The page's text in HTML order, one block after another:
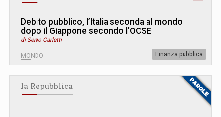
Debito pubblico, l’Italia seconda al mondo
dopo il Giappone secondo l’OCSE
di Senio Carletti
MONDO Finanza pubblica
la Repubblica